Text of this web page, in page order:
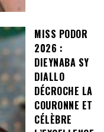
MISS PODOR
2026 :
DIEYNABA SY
DIALLO
DÉCROCHE LA
COURONNE ET
CÉLÈBRE